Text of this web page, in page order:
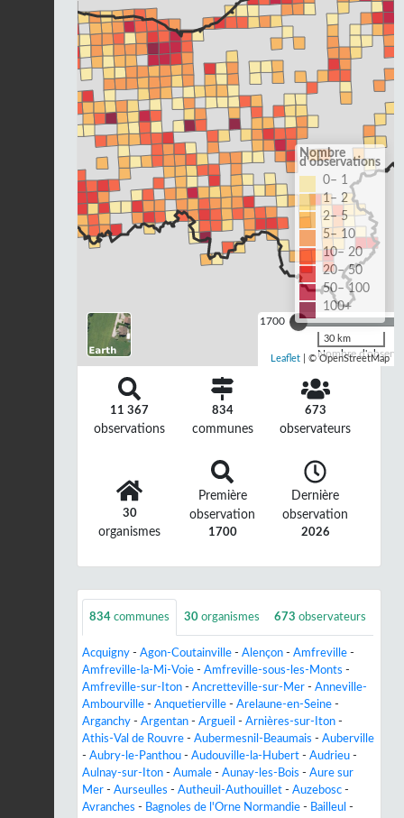
1700
Nombre
Nombre
d'observations
0– 1
1– 2
2– 5
5– 10
10– 20
20– 50
50– 100
100+
30 km
Leaflet | © OpenStreetMap
11 367
observations
834
communes
673
observateurs
30
organismes
Première
observation
1700
Dernière
observation
2026
834 communes 30 organismes 673 observateurs
Acquigny - Agon-Coutainville - Alençon - Amfreville -
Amfreville-la-Mi-Voie - Amfreville-sous-les-Monts -
Amfreville-sur-Iton - Ancretteville-sur-Mer - Anneville-
Ambourville - Anquetierville - Arelaune-en-Seine -
Arganchy - Argentan - Argueil - Arnières-sur-Iton -
Athis-Val de Rouvre - Aubermesnil-Beaumais - Auberville
- Aubry-le-Panthou - Audouville-la-Hubert - Audrieu -
Aulnay-sur-Iton - Aumale - Aunay-les-Bois - Aure sur
Mer - Aurseulles - Autheuil-Authouillet - Auzebosc -
Avranches - Bagnoles de l'Orne Normandie - Bailleul -